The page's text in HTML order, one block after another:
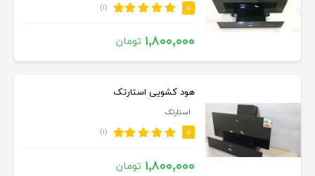
۵ (۱)
۱,۸۰۰,۰۰۰ تومان
هود کشویی استارتک
استارتک
۵ (۱)
۱,۸۰۰,۰۰۰ تومان